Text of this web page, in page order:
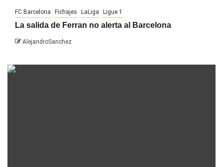
FC Barcelona Fichajes LaLiga Ligue 1
La salida de Ferran no alerta al Barcelona
AlejandroSanchez